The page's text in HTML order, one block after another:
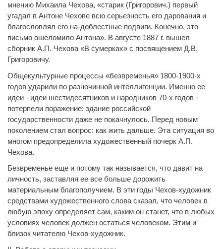
мнению Михаила Чехова, «старик (Григорович.) первый
угадал в Антоне Чехове всю серьезность его дарования и
благословлял его на-доблестные подвиги. Конечно, это
письмо ошеломило Антона». В августе 1887 г. вышел
сборник А.П. Чехова «В сумерках» с посвящением Д.В.
Григоровичу.
Общекультурные процессы «безвременья» 1800-1900-х
годов ударили по разночинной интеллигенции. Именно ее
идеи - идеи шестидесятников и народников 70-х годов -
потерпели поражение: здание российской
государственности даже не покачнулось. Перед новым
поколением стал вопрос: как жить дальше. Эта ситуация во
многом предопределила художественный почерк А.П.
Чехова.
Безвременье еще и потому так называется, что давит на
личность, заставляя ее все больше дорожить
материальным благополучием. В эти годы Чехов-художник
средствами художественного слова сказал, что человек в
любую эпоху определяет сам, каким он станет, что в любых
условиях человек должен остаться человеком. Этим и
близок читателю Чехов-художник.